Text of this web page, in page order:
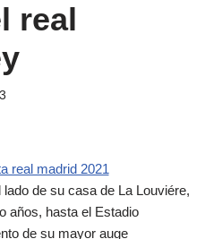
real
de su casa de La Louviére,
años, hasta el Estadio
de su mayor auge